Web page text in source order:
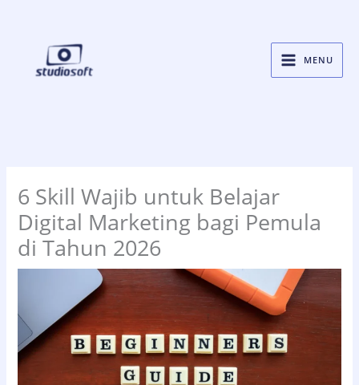
MENU
6 Skill Wajib untuk Belajar
Digital Marketing bagi Pemula
di Tahun 2026